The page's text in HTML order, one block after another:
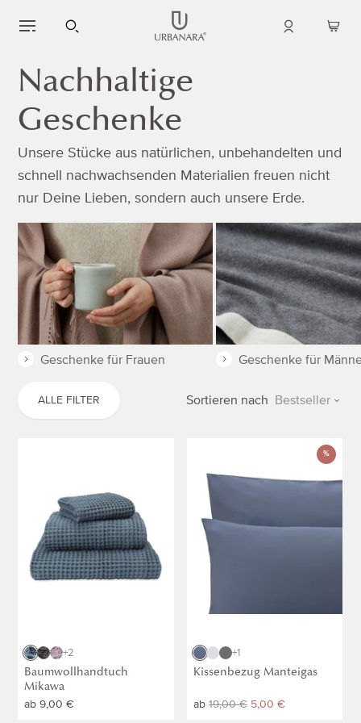
DIREKT
Nachhaltige
Geschenke
Unsere Stücke aus natürlichen, unbehandelten und
schnell nachwachsenden Materialien freuen nicht
nur Deine Lieben, sondern auch unsere Erde.
Geschenke für Frauen Geschenke für
ALLE FILTER Sortieren nach Bestseller
Bestseller
Preis aufsteigend
Neueste
Baumwollhandtuch
Mikawa
Graugrün
Anthrazit
Mauve
+2
Normaler
ab 9,00 €
[Dunkles
Graublau]
%
Kissenbezug Manteigas
Dunkles
Graublau
WeißAnthrazit
+1
Normaler
ab 19,00 €
Normaler
5,00 €